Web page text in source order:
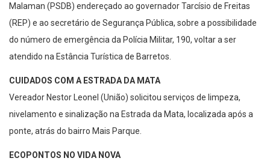
Malaman (PSDB) endereçado ao governador Tarcísio de Freitas
(REP) e ao secretário de Segurança Pública, sobre a possibilidade
do número de emergência da Polícia Militar, 190, voltar a ser
atendido na Estância Turística de Barretos.
CUIDADOS COM A ESTRADA DA MATA
Vereador Nestor Leonel (União) solicitou serviços de limpeza,
nivelamento e sinalização na Estrada da Mata, localizada após a
ponte, atrás do bairro Mais Parque.
ECOPONTOS NO VIDA NOVA